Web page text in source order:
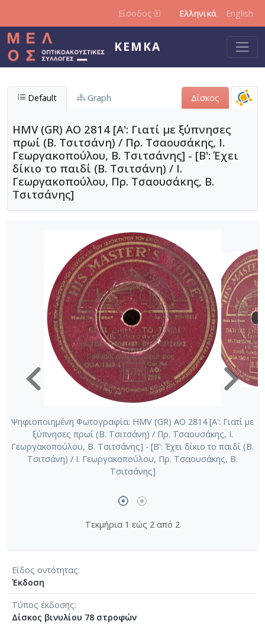
Είσοδος Ελληνικά English
ΚΕΜΚΑ
Default Graph Δίσκος
HMV (GR) AO 2814 [Α': Γιατί με ξύπνησες
πρωί (Β. Τσιτσάνη) / Πρ. Τσαουσάκης, Ι.
Γεωργακοπούλου, Β. Τσιτσάνης] - [Β': Έχει
δίκιο το παιδί (Β. Τσιτσάνη) / Ι.
Γεωργακοπούλου, Πρ. Τσαουσάκης, Β.
Τσιτσάνης]
Ψηφιοποιημένη Φωτογραφία: HMV (GR) AO 2814 [Α': Γιατί με
ξύπνησες πρωί (Β. Τσιτσάνη) / Πρ. Τσαουσάκης, Ι.
Γεωργακοπούλου, Β. Τσιτσάνης] - [Β': Έχει δίκιο το παιδί (Β.
Τσιτσάνη) / Ι. Γεωργακοπούλου, Πρ. Τσαουσάκης, Β.
Τσιτσάνης]
Τεκμήρια 1 εώς 2 από 2
Είδος οντότητας
Έκδοση
Τύπος έκδοσης
Δίσκος βινυλίου 78 στροφών